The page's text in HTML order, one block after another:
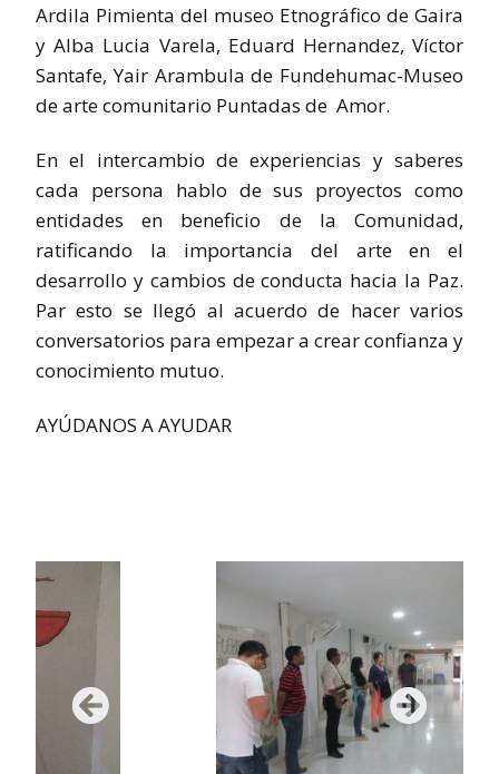
Ardila Pimienta del museo Etnográfico de Gaira
y Alba Lucia Varela, Eduard Hernandez, Víctor
Santafe, Yair Arambula de Fundehumac-Museo
de arte comunitario Puntadas de Amor.
En el intercambio de experiencias y saberes
cada persona hablo de sus proyectos como
entidades en beneficio de la Comunidad,
ratificando la importancia del arte en el
desarrollo y cambios de conducta hacia la Paz.
Par esto se llegó al acuerdo de hacer varios
conversatorios para empezar a crear confianza y
conocimiento mutuo.
AYÚDANOS A AYUDAR